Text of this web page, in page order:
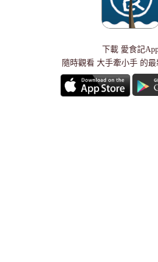
下載 愛食記
隨時觀看 大手牽小手 的